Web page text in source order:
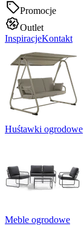
Promocje
Outlet
InspiracjeKontakt
Huśtawki ogrodowe
Meble ogrodowe